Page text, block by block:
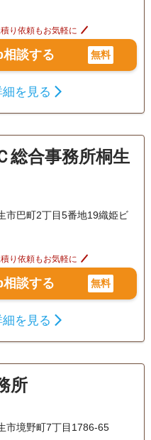
り依頼もお気軽に
談する 無料
を見る
総合事務所桐生
市巴町2丁目5番地19織姫ビ
り依頼もお気軽に
談する 無料
を見る
所
市境野町7丁目1786-65